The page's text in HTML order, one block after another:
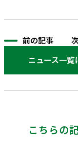
前の記事
ニュース一覧
こちらの